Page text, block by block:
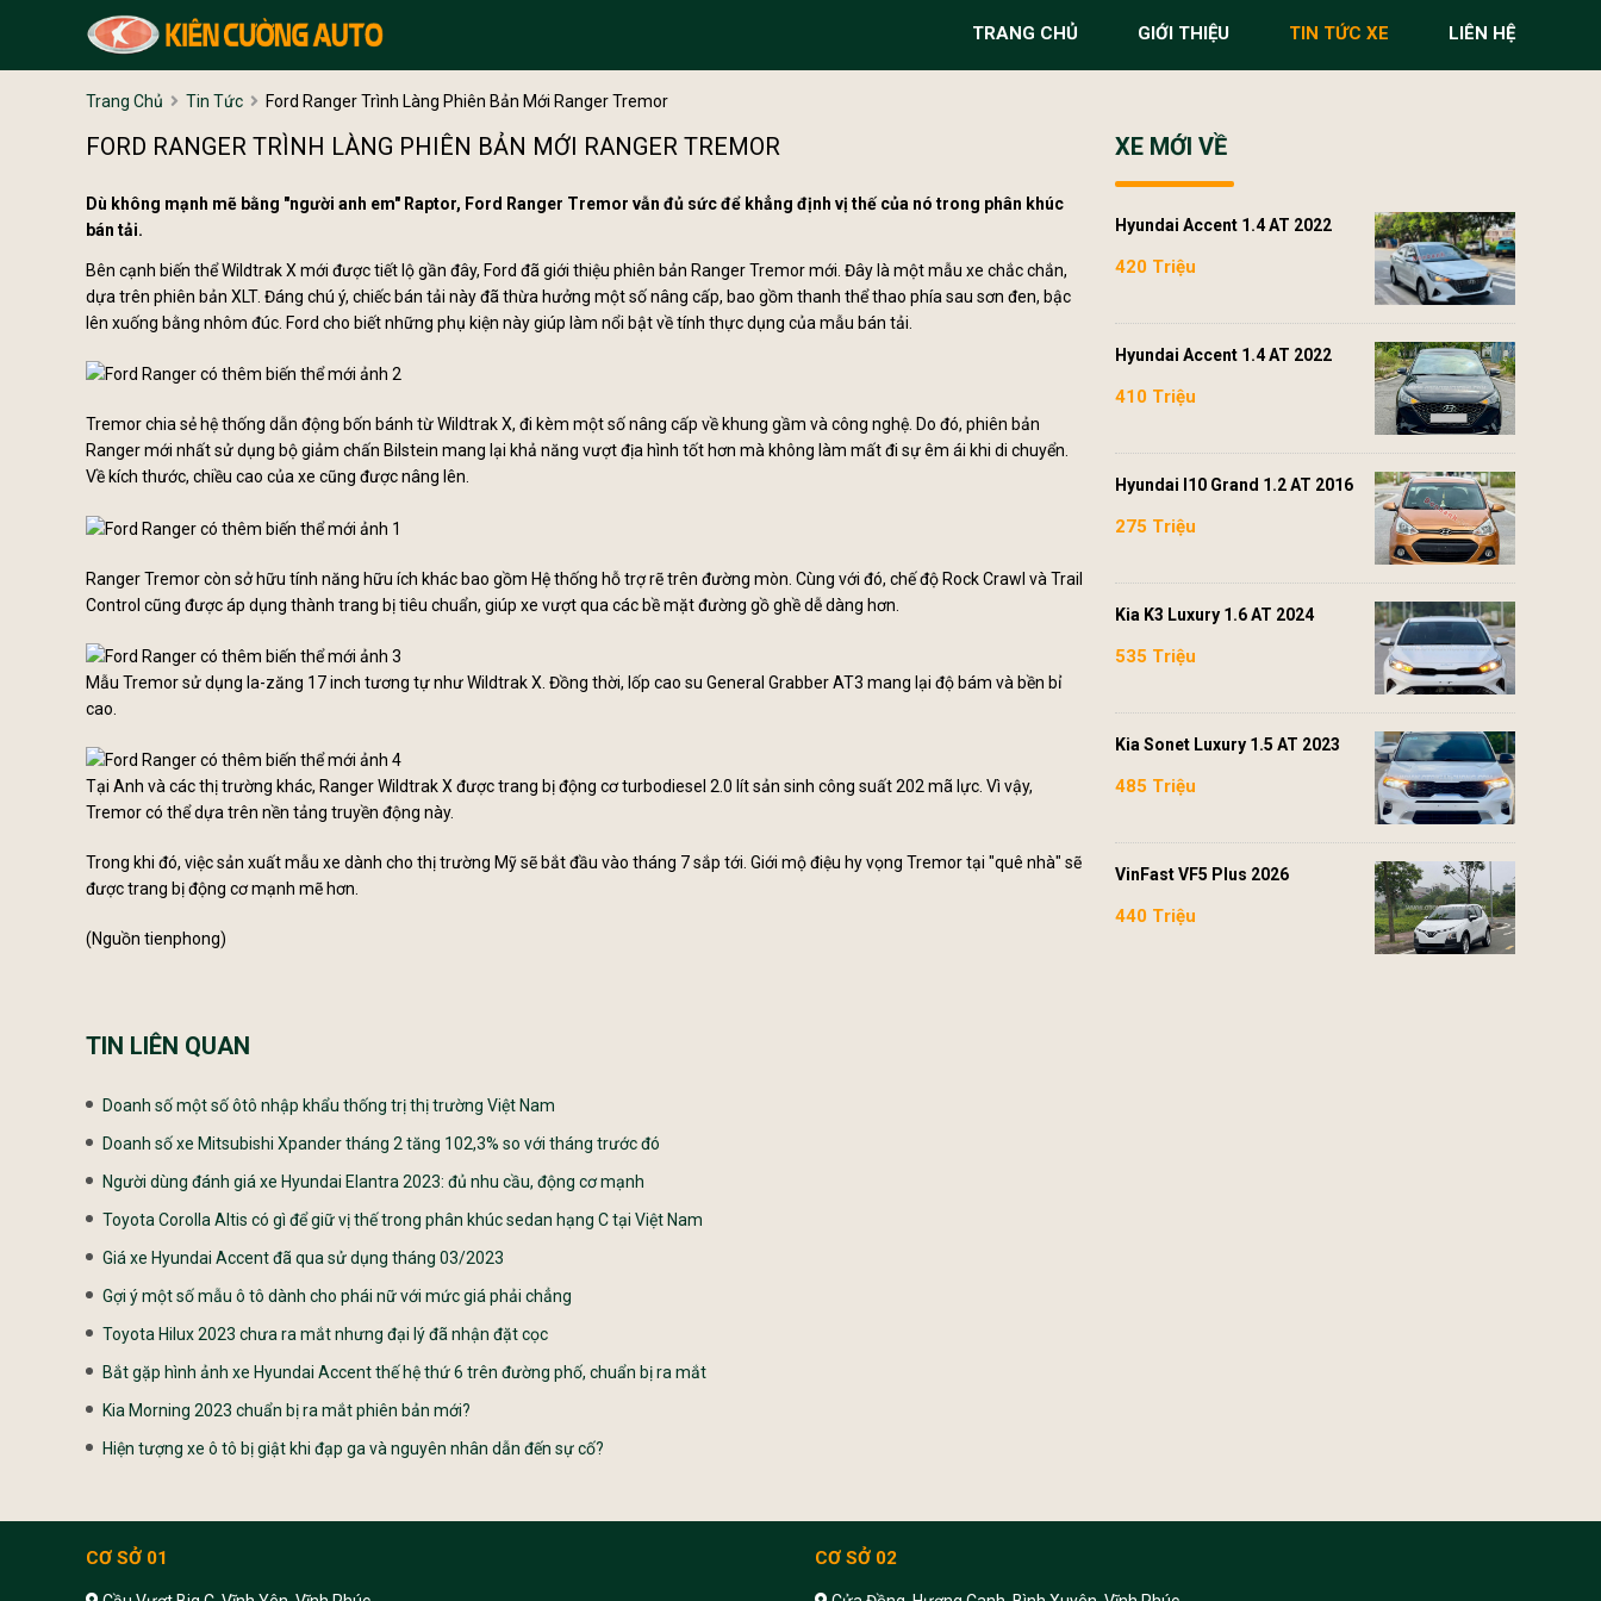
TRANG CHỦ GIỚI THIỆU TIN TỨC XE LIÊN HỆ
Trang Chủ Tin Tức Ford Ranger Trình Làng Phiên Bản Mới Ranger Tremor
FORD RANGER TRÌNH LÀNG PHIÊN BẢN MỚI RANGER TREMOR
Dù không mạnh mẽ bằng "người anh em" Raptor, Ford Ranger Tremor vẫn đủ sức để khẳng định vị thế của nó trong phân khúc
bán tải.
Bên cạnh biến thể Wildtrak X mới được tiết lộ gần đây, Ford đã giới thiệu phiên bản Ranger Tremor mới. Đây là một mẫu xe chắc chắn,
dựa trên phiên bản XLT. Đáng chú ý, chiếc bán tải này đã thừa hưởng một số nâng cấp, bao gồm thanh thể thao phía sau sơn đen, bậc
lên xuống bằng nhôm đúc. Ford cho biết những phụ kiện này giúp làm nổi bật về tính thực dụng của mẫu bán tải.
Tremor chia sẻ hệ thống dẫn động bốn bánh từ Wildtrak X, đi kèm một số nâng cấp về khung gầm và công nghệ. Do đó, phiên bản
Ranger mới nhất sử dụng bộ giảm chấn Bilstein mang lại khả năng vượt địa hình tốt hơn mà không làm mất đi sự êm ái khi di chuyển.
Về kích thước, chiều cao của xe cũng được nâng lên.
Ranger Tremor còn sở hữu tính năng hữu ích khác bao gồm Hệ thống hỗ trợ rẽ trên đường mòn. Cùng với đó, chế độ Rock Crawl và Trail
Control cũng được áp dụng thành trang bị tiêu chuẩn, giúp xe vượt qua các bề mặt đường gồ ghề dễ dàng hơn.
Mẫu Tremor sử dụng la-zăng 17 inch tương tự như Wildtrak X. Đồng thời, lốp cao su General Grabber AT3 mang lại độ bám và bền bỉ
cao.
Tại Anh và các thị trường khác, Ranger Wildtrak X được trang bị động cơ turbodiesel 2.0 lít sản sinh công suất 202 mã lực. Vì vậy,
Tremor có thể dựa trên nền tảng truyền động này.
Trong khi đó, việc sản xuất mẫu xe dành cho thị trường Mỹ sẽ bắt đầu vào tháng 7 sắp tới. Giới mộ điệu hy vọng Tremor tại "quê nhà" sẽ
được trang bị động cơ mạnh mẽ hơn.
(Nguồn tienphong)
XE MỚI VỀ
Hyundai Accent 1.4 AT 2022
420 Triệu
Hyundai Accent 1.4 AT 2022
410 Triệu
Hyundai I10 Grand 1.2 AT 2016
275 Triệu
Kia K3 Luxury 1.6 AT 2024
535 Triệu
Kia Sonet Luxury 1.5 AT 2023
485 Triệu
VinFast VF5 Plus 2026
440 Triệu
TIN LIÊN QUAN
Doanh số một số ôtô nhập khẩu thống trị thị trường Việt Nam
Doanh số xe Mitsubishi Xpander tháng 2 tăng 102,3% so với tháng trước đó
Người dùng đánh giá xe Hyundai Elantra 2023: đủ nhu cầu, động cơ mạnh
Toyota Corolla Altis có gì để giữ vị thế trong phân khúc sedan hạng C tại Việt Nam
Giá xe Hyundai Accent đã qua sử dụng tháng 03/2023
Gợi ý một số mẫu ô tô dành cho phái nữ với mức giá phải chẳng
Toyota Hilux 2023 chưa ra mắt nhưng đại lý đã nhận đặt cọc
Bắt gặp hình ảnh xe Hyundai Accent thế hệ thứ 6 trên đường phố, chuẩn bị ra mắt
Kia Morning 2023 chuẩn bị ra mắt phiên bản mới?
Hiện tượng xe ô tô bị giật khi đạp ga và nguyên nhân dẫn đến sự cố?
CƠ SỞ 01 CƠ SỞ 02